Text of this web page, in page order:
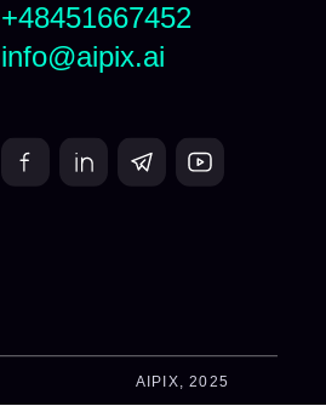
+48451667452
info@aipix.ai
AIPIX, 2025